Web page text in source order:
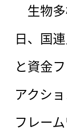
生物多
日、国
と資金
アクシ
フレー